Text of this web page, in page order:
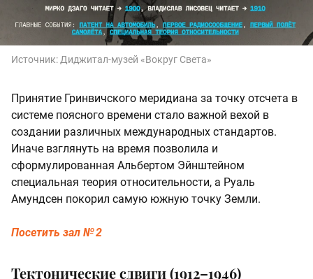
Источник: Диджитал‑музей «Вокруг Света»
Принятие Гринвичского меридиана за точку отсчета в
системе поясного времени стало важной вехой в
создании различных международных стандартов.
Иначе взглянуть на время позволила и
сформулированная Альбертом Эйнштейном
специальная теория относительности, а Руаль
Амундсен покорил самую южную точку Земли.
Посетить зал № 2
Тектонические сдвиги (1912–1946)